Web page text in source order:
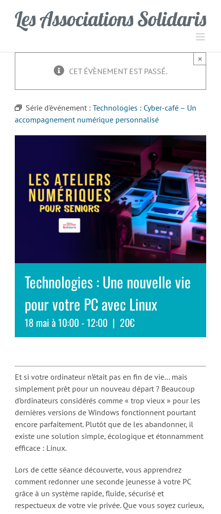
contenu
CET ÉVÈNEMENT EST PASSÉ.
×
Série d'événement : Technologies : Cyber-café – Un
accompagnement numérique personnalisé
Technologies : Une nouvelle vie
pour votre PC avec Linux
18 mai à 10:00-12:00 | 20€
Et si votre ordinateur n’était pas en fin de vie… mais
simplement prêt pour un nouveau départ ? Beaucoup
d’ordinateurs considérés comme « trop vieux » pour les
dernières versions de Windows fonctionnent pourtant
encore parfaitement. Plutôt que de les abandonner, il
existe une solution simple, écologique et étonnamment
efficace : Linux.
Lors de cette séance découverte, vous apprendrez
comment redonner une seconde jeunesse à votre PC
grâce à un système rapide, fluide, sécurisé et
respectueux de votre vie privée. Que vous soyez curieux,